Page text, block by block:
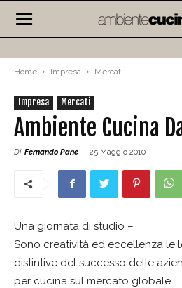
Home Impresa Mercati
Impresa Mercati
Ambiente Cucina
Di Fernando Pane - 25 Maggio 2010
Una giornata di studio –
Sono creatività ed eccellenza le
distintive del successo delle
per cucina sul mercato globale